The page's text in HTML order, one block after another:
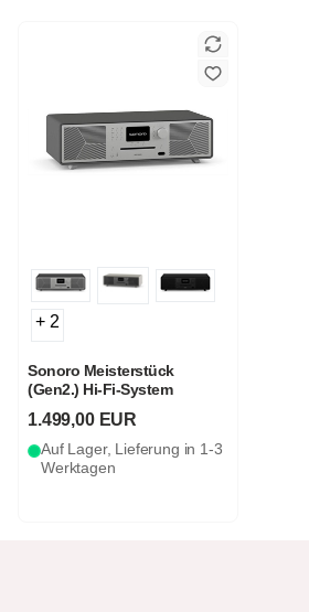
+ 2
Sonoro Meisterstück
(Gen2.) Hi-Fi-System
1.499,00 EUR
Auf Lager, Lieferung in 1-3
Werktagen